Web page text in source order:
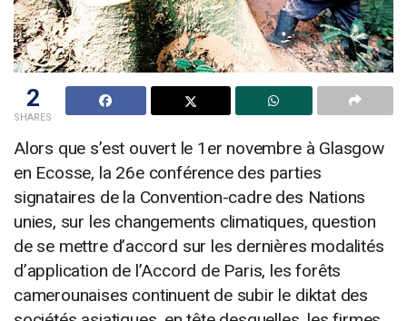
2
SHARES
Alors que s’est ouvert le 1er novembre à Glasgow
en Ecosse, la 26e conférence des parties
signataires de la Convention-cadre des Nations
unies, sur les changements climatiques, question
de se mettre d’accord sur les dernières modalités
d’application de l’Accord de Paris, les forêts
camerounaises continuent de subir le diktat des